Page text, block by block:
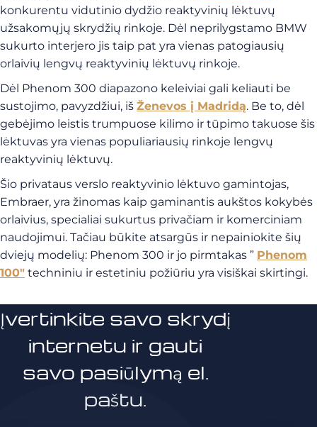
konkurentu vidutinio dydžio reaktyvinių lėktuvų
užsakomųjų skrydžių rinkoje. Dėl neprilygstamo BMW
sukurto interjero jis taip pat yra vienas patogiausių
orlaivių lengvų reaktyvinių lėktuvų rinkoje.
Dėl Phenom 300 diapazono keleiviai gali keliauti be
sustojimo, pavyzdžiui, iš Ženevos į Madridą. Be to, dėl
gebėjimo leistis trumpuose kilimo ir tūpimo takuose šis
lėktuvas yra vienas populiariausių rinkoje lengvų
reaktyvinių lėktuvų.
Šio privataus verslo reaktyvinio lėktuvo gamintojas,
Embraer, yra žinomas kaip gaminantis aukštos kokybės
orlaivius, specialiai sukurtus privačiam ir komerciniam
naudojimui. Tačiau būkite atsargūs ir nepainiokite šių
dviejų modelių: Phenom 300 ir jo pirmtakas ” Phenom
100″ techniniu ir estetiniu požiūriu yra visiškai skirtingi.
Įvertinkite savo skrydį
internetu ir gauti
savo pasiūlymą el.
paštu.